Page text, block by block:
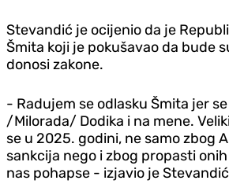
Stevandić je ocijenio da je
Šmita koji je pokušavao da bude
donosi zakone.
- Radujem se odlasku Šmita jer
/Milorada/ Dodika i na mene.
se u 2025. godini, ne samo zbog
sankcija nego i zbog propasti
nas pohapse - izjavio je